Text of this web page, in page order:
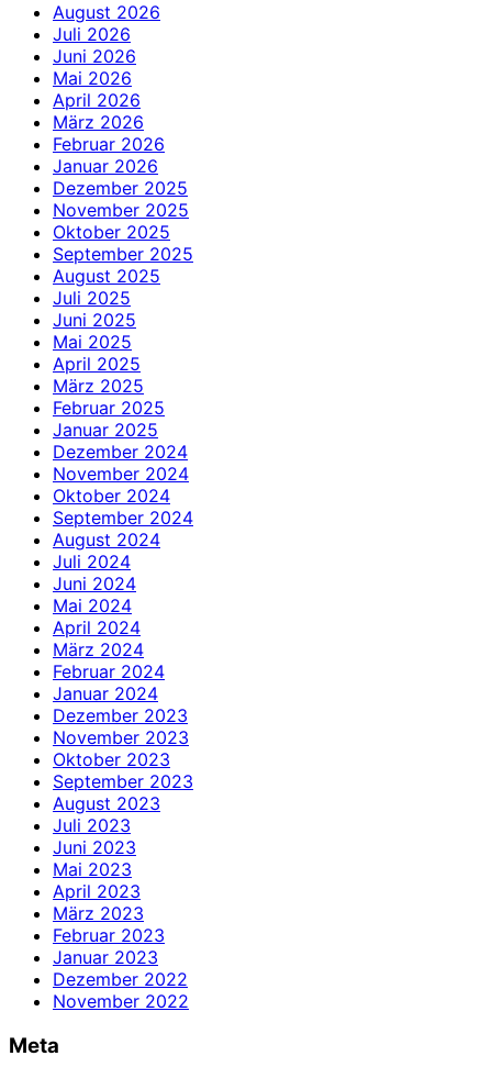
August 2026
Juli 2026
Juni 2026
Mai 2026
April 2026
März 2026
Februar 2026
Januar 2026
Dezember 2025
November 2025
Oktober 2025
September 2025
August 2025
Juli 2025
Juni 2025
Mai 2025
April 2025
März 2025
Februar 2025
Januar 2025
Dezember 2024
November 2024
Oktober 2024
September 2024
August 2024
Juli 2024
Juni 2024
Mai 2024
April 2024
März 2024
Februar 2024
Januar 2024
Dezember 2023
November 2023
Oktober 2023
September 2023
August 2023
Juli 2023
Juni 2023
Mai 2023
April 2023
März 2023
Februar 2023
Januar 2023
Dezember 2022
November 2022
Meta